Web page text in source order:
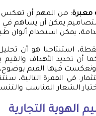
معبرة: من المهم أن تعكس
والتصاميم يمكن أن يساهم
يمكن استخدام
استنتاجنا هو أن
كما أن تحديد الأهداف
ونعكست فيها القيم
في الفقرة التالية،
الشعار المناسب
الهوية التجارية